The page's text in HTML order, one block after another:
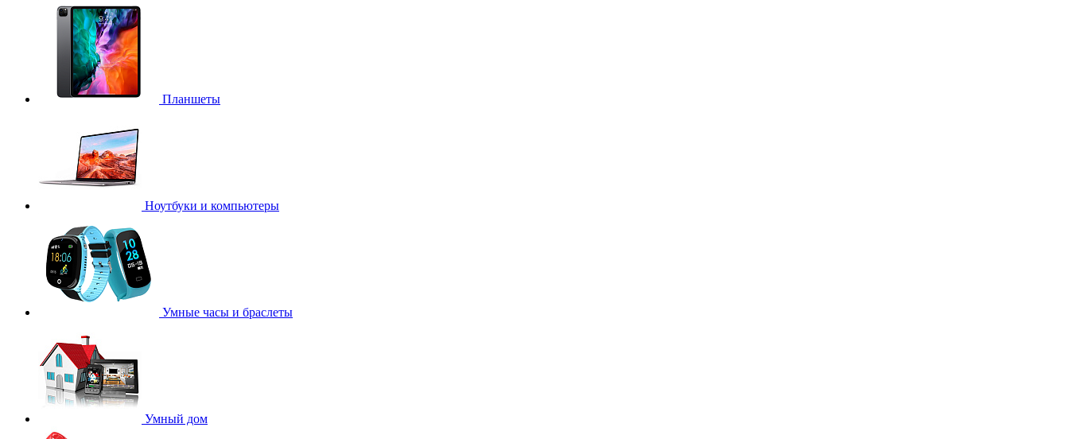
Планшеты
Ноутбуки и компьютеры
Умные часы и браслеты
Умный дом